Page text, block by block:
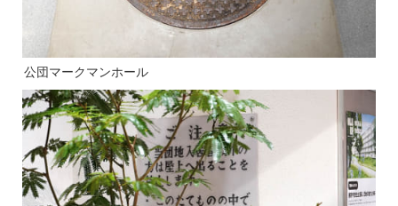
公団マークマンホール